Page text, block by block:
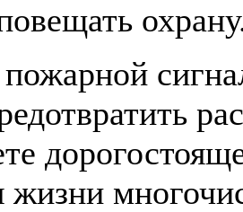
пожарной
жизни